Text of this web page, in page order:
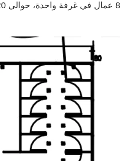
8 عمال في غرفة واحدة، حوالي 20 م⊃2؛ لغرفة واحدة.